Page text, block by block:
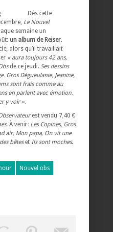
Dès cette
Le Nouvel
semaine un
un album de Reiser.
alors qu’il travaillait
« aura toujours 42 ans,
de ce jeudi. Ses dessins
Gros Dégueulasse, Jeanine,
sont frais comme au
en parlent avec émotion.
y voir ».
est vendu 7,40 €
. À venir: Les Copines, Gros
air, Mon papa, On vit une
bêteset Ils sont moches.
Nouvel obs